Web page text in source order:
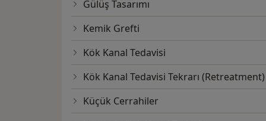
Gülüş Tasarımı
Kemik Grefti
Kök Kanal Tedavisi
Kök Kanal Tedavisi Tekrarı (Retreatment)
Küçük Cerrahiler